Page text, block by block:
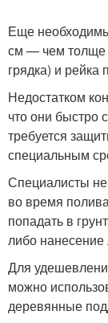
Еще
см — чем толще
грядка) и рейка
Недостатком
что они быстро
требуется
специальным
Специалисты не
во время
попадать в
либо нанесение
Для
можно
деревянные